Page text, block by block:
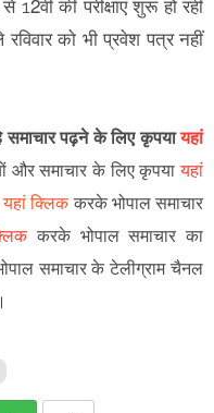
की परीक्षाएं शुरू हो रही
को भी प्रवेश पत्र नहीं
पढ़ने के लिए कृपयायहां
और समाचार के लिए कृपयायहां
यहां क्लिककरके भोपाल समाचार
करके भोपाल समाचार का
समाचार के टेलीग्राम चैनल